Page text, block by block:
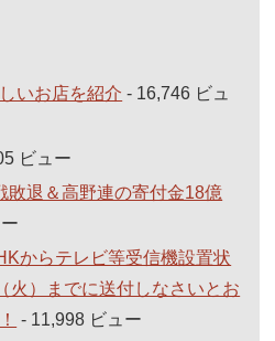
いお店を紹介 - 16,746 ビュ
ビュー
退＆高野連の寄付金18億
からテレビ等受信機設置状
火）までに送付しなさいとお
- 11,998 ビュー